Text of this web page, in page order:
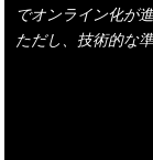
でオンライン化が
ただし、技術的な